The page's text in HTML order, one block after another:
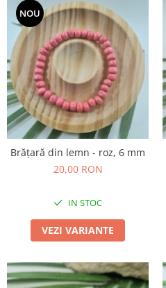
NOU
Brățară din lemn - roz, 6 mm
20,00 RON
IN STOC
VEZI VARIANTE